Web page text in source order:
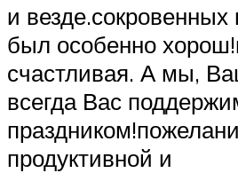
​и везде.​сокровенных
был особенно
счастливая. А мы,
всегда Вас
продуктивной и ​